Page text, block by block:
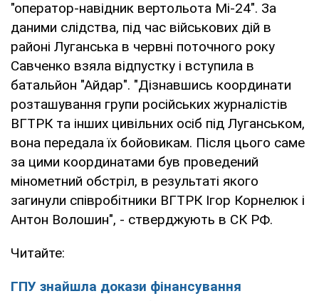
"оператор-навідник вертольота Мі-24". За
даними слідства, під час військових дій в
районі Луганська в червні поточного року
Савченко взяла відпустку і вступила в
батальйон "Айдар". "Дізнавшись координати
розташування групи російських журналістів
ВГТРК та інших цивільних осіб під Луганськом,
вона передала їх бойовикам. Після цього саме
за цими координатами був проведений
мінометний обстріл, в результаті якого
загинули співробітники ВГТРК Ігор Корнелюк і
Антон Волошин", - стверджують в СК РФ.
Читайте:
ГПУ знайшла докази фінансування